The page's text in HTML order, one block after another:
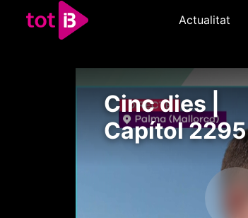
Actualitat
Cinc dies |
Capítol 2295